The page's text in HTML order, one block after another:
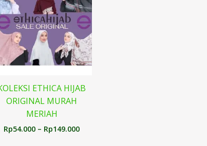
ETHICA HIJAB
ORIGINAL MURAH
MERIAH
Rp54.000 – Rp149.000
hingga
Rp149.000